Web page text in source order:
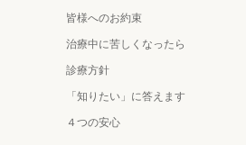
皆様へのお約束
治療中に苦しくなったら
診療方針
「知りたい」に答えます
４つの安心